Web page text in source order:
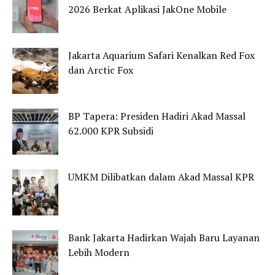
2026 Berkat Aplikasi JakOne Mobile
Jakarta Aquarium Safari Kenalkan Red Fox
dan Arctic Fox
BP Tapera: Presiden Hadiri Akad Massal
62.000 KPR Subsidi
UMKM Dilibatkan dalam Akad Massal KPR
Bank Jakarta Hadirkan Wajah Baru Layanan
Lebih Modern